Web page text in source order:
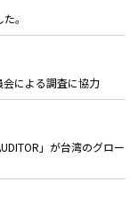
。
会による調査に協力
」が台湾のグロー